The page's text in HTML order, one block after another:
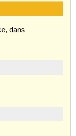
dans